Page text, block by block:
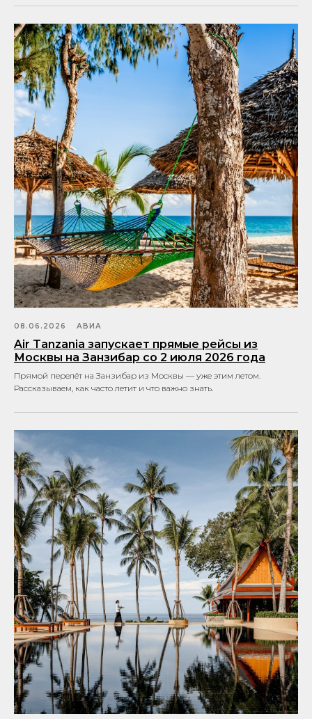
08.06.2026 АВИА
Air Tanzania запускает прямые рейсы из
Москвы на Занзибар со 2 июля 2026 года
Прямой перелёт на Занзибар из Москвы — уже этим летом.
Рассказываем, как часто летит и что важно знать.